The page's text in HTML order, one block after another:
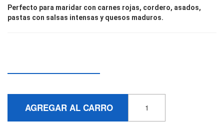
Perfecto para maridar con carnes rojas, cordero, asados,
pastas con salsas intensas y quesos maduros.
AGREGAR AL CARRO